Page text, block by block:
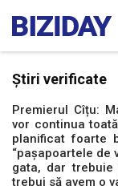
Știri verificate
Premierul Cîțu:
vor continua
planificat foarte
“pașapoartele de
gata, dar trebuie
trebui să avem o